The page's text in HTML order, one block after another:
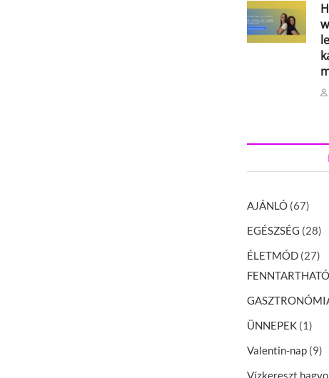
AJÁNLÓ (67)
EGÉSZSÉG (28)
ÉLETMÓD (27)
ÜNNEPEK (1)
Valentin-nap (9)
Vízkereszt